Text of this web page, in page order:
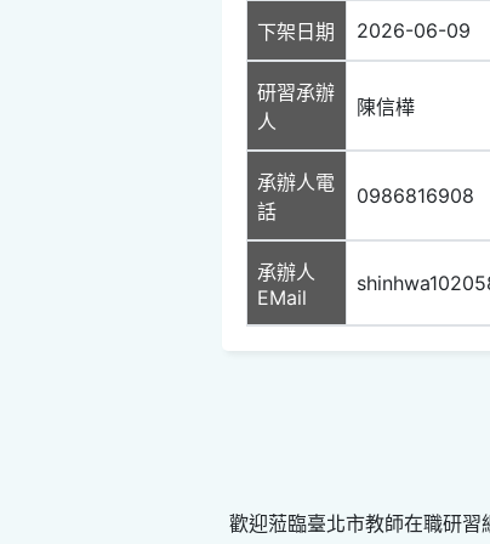
下架日期 2026-06-09
研習承辦
人
陳信樺
承辦人電
話
0986816908
承辦人
EMail
歡迎蒞臨臺北市教師在職研